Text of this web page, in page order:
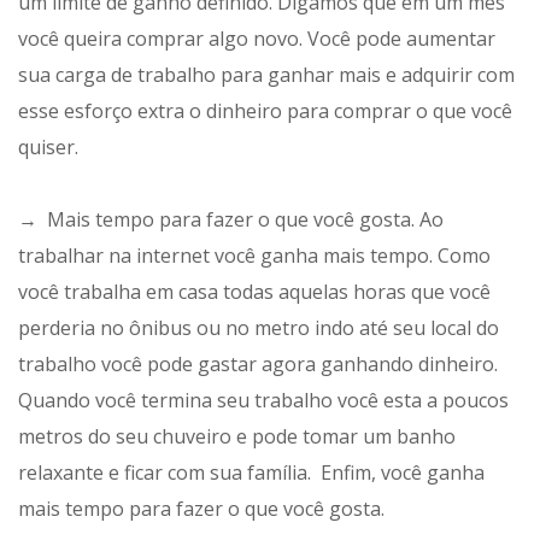
você queira comprar algo novo. Você pode aumentar
sua carga de trabalho para ganhar mais e adquirir com
esse esforço extra o dinheiro para comprar o que você
quiser.
→ Mais tempo para fazer o que você gosta. Ao
trabalhar na internet você ganha mais tempo. Como
você trabalha em casa todas aquelas horas que você
perderia no ônibus ou no metro indo até seu local do
trabalho você pode gastar agora ganhando dinheiro.
Quando você termina seu trabalho você esta a poucos
metros do seu chuveiro e pode tomar um banho
relaxante e ficar com sua família. Enfim, você ganha
mais tempo para fazer o que você gosta.